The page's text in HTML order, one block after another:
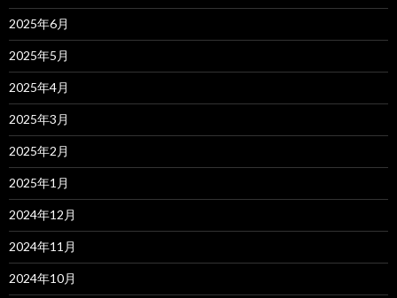
2025年6月
2025年5月
2025年4月
2025年3月
2025年2月
2025年1月
2024年12月
2024年11月
2024年10月